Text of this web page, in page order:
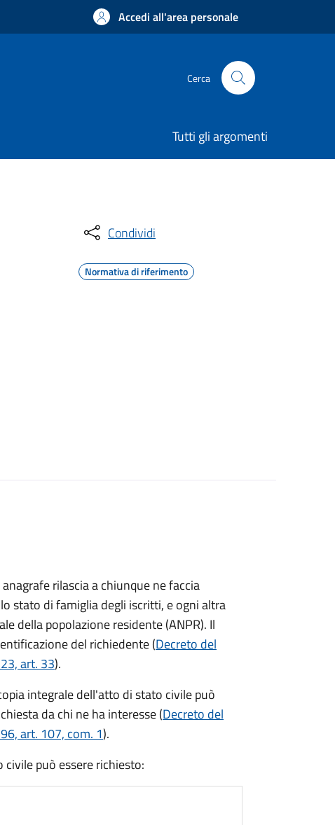
Accedi all'area personale
Cerca
Tutti gli argomenti
Condividi
Normativa di riferimento
rilascia a chiunque ne faccia
stato di famiglia degli iscritti, e ogni altra
della popolazione residente (ANPR). Il
del richiedente (Decreto del
art. 33).
integrale dell'atto di stato civile può
da chi ne ha interesse (Decreto del
art. 107, com. 1).
può essere richiesto: